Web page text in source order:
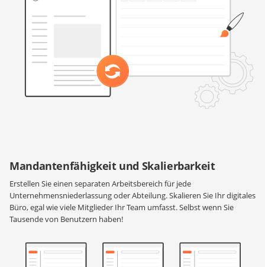
Mandantenfähigkeit und Skalierbarkeit
Erstellen Sie einen separaten Arbeitsbereich für jede
Unternehmensniederlassung oder Abteilung. Skalieren Sie Ihr digitales
Büro, egal wie viele Mitglieder Ihr Team umfasst. Selbst wenn Sie
Tausende von Benutzern haben!